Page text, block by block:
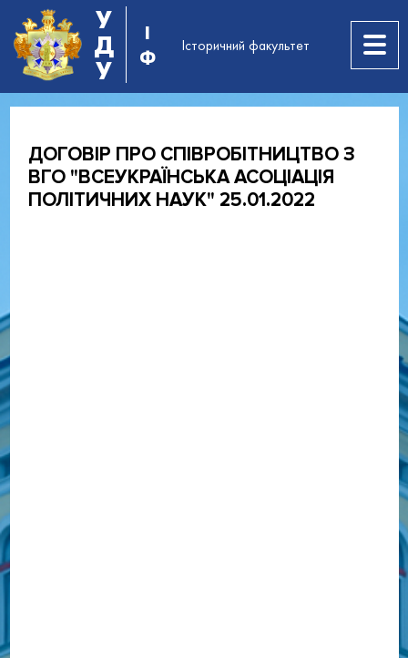
У
Д
У
І
Ф
Історичний факультет
ДОГОВІР ПРО СПІВРОБІТНИЦТВО З
ВГО "ВСЕУКРАЇНСЬКА АСОЦІАЦІЯ
ПОЛІТИЧНИХ НАУК" 25.01.2022